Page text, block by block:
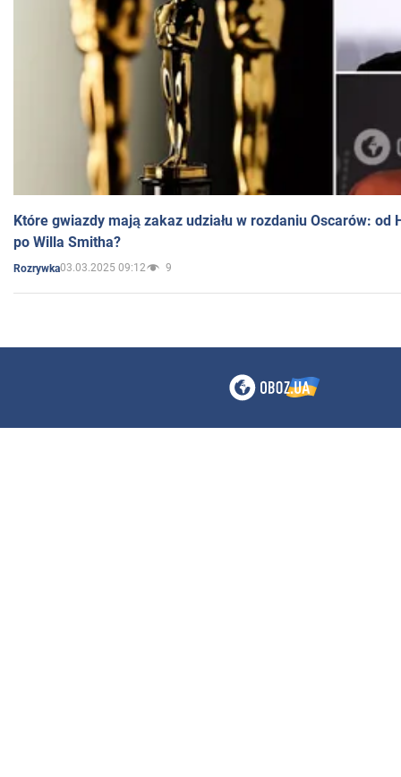
Które gwiazdy mają zakaz udziału w rozdaniu Oscarów: od
po Willa Smitha?
Rozrywka03.03.2025 09:12 9